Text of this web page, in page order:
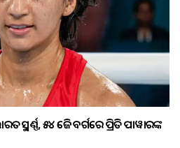
ସ୍ବର୍ଣ୍ଣ, ୫୪ କେଜି ବର୍ଗରେ ପ୍ରିତି ପାୱାରଙ୍କ